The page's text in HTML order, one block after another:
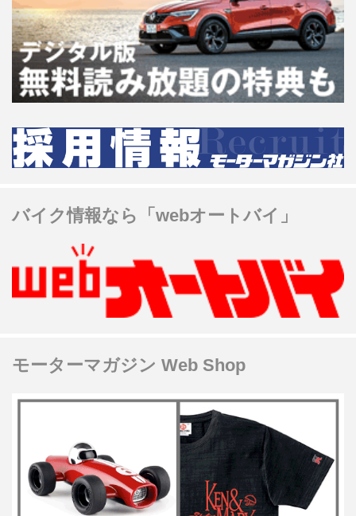
バイク情報なら「webオートバイ」
モーターマガジン Web Shop